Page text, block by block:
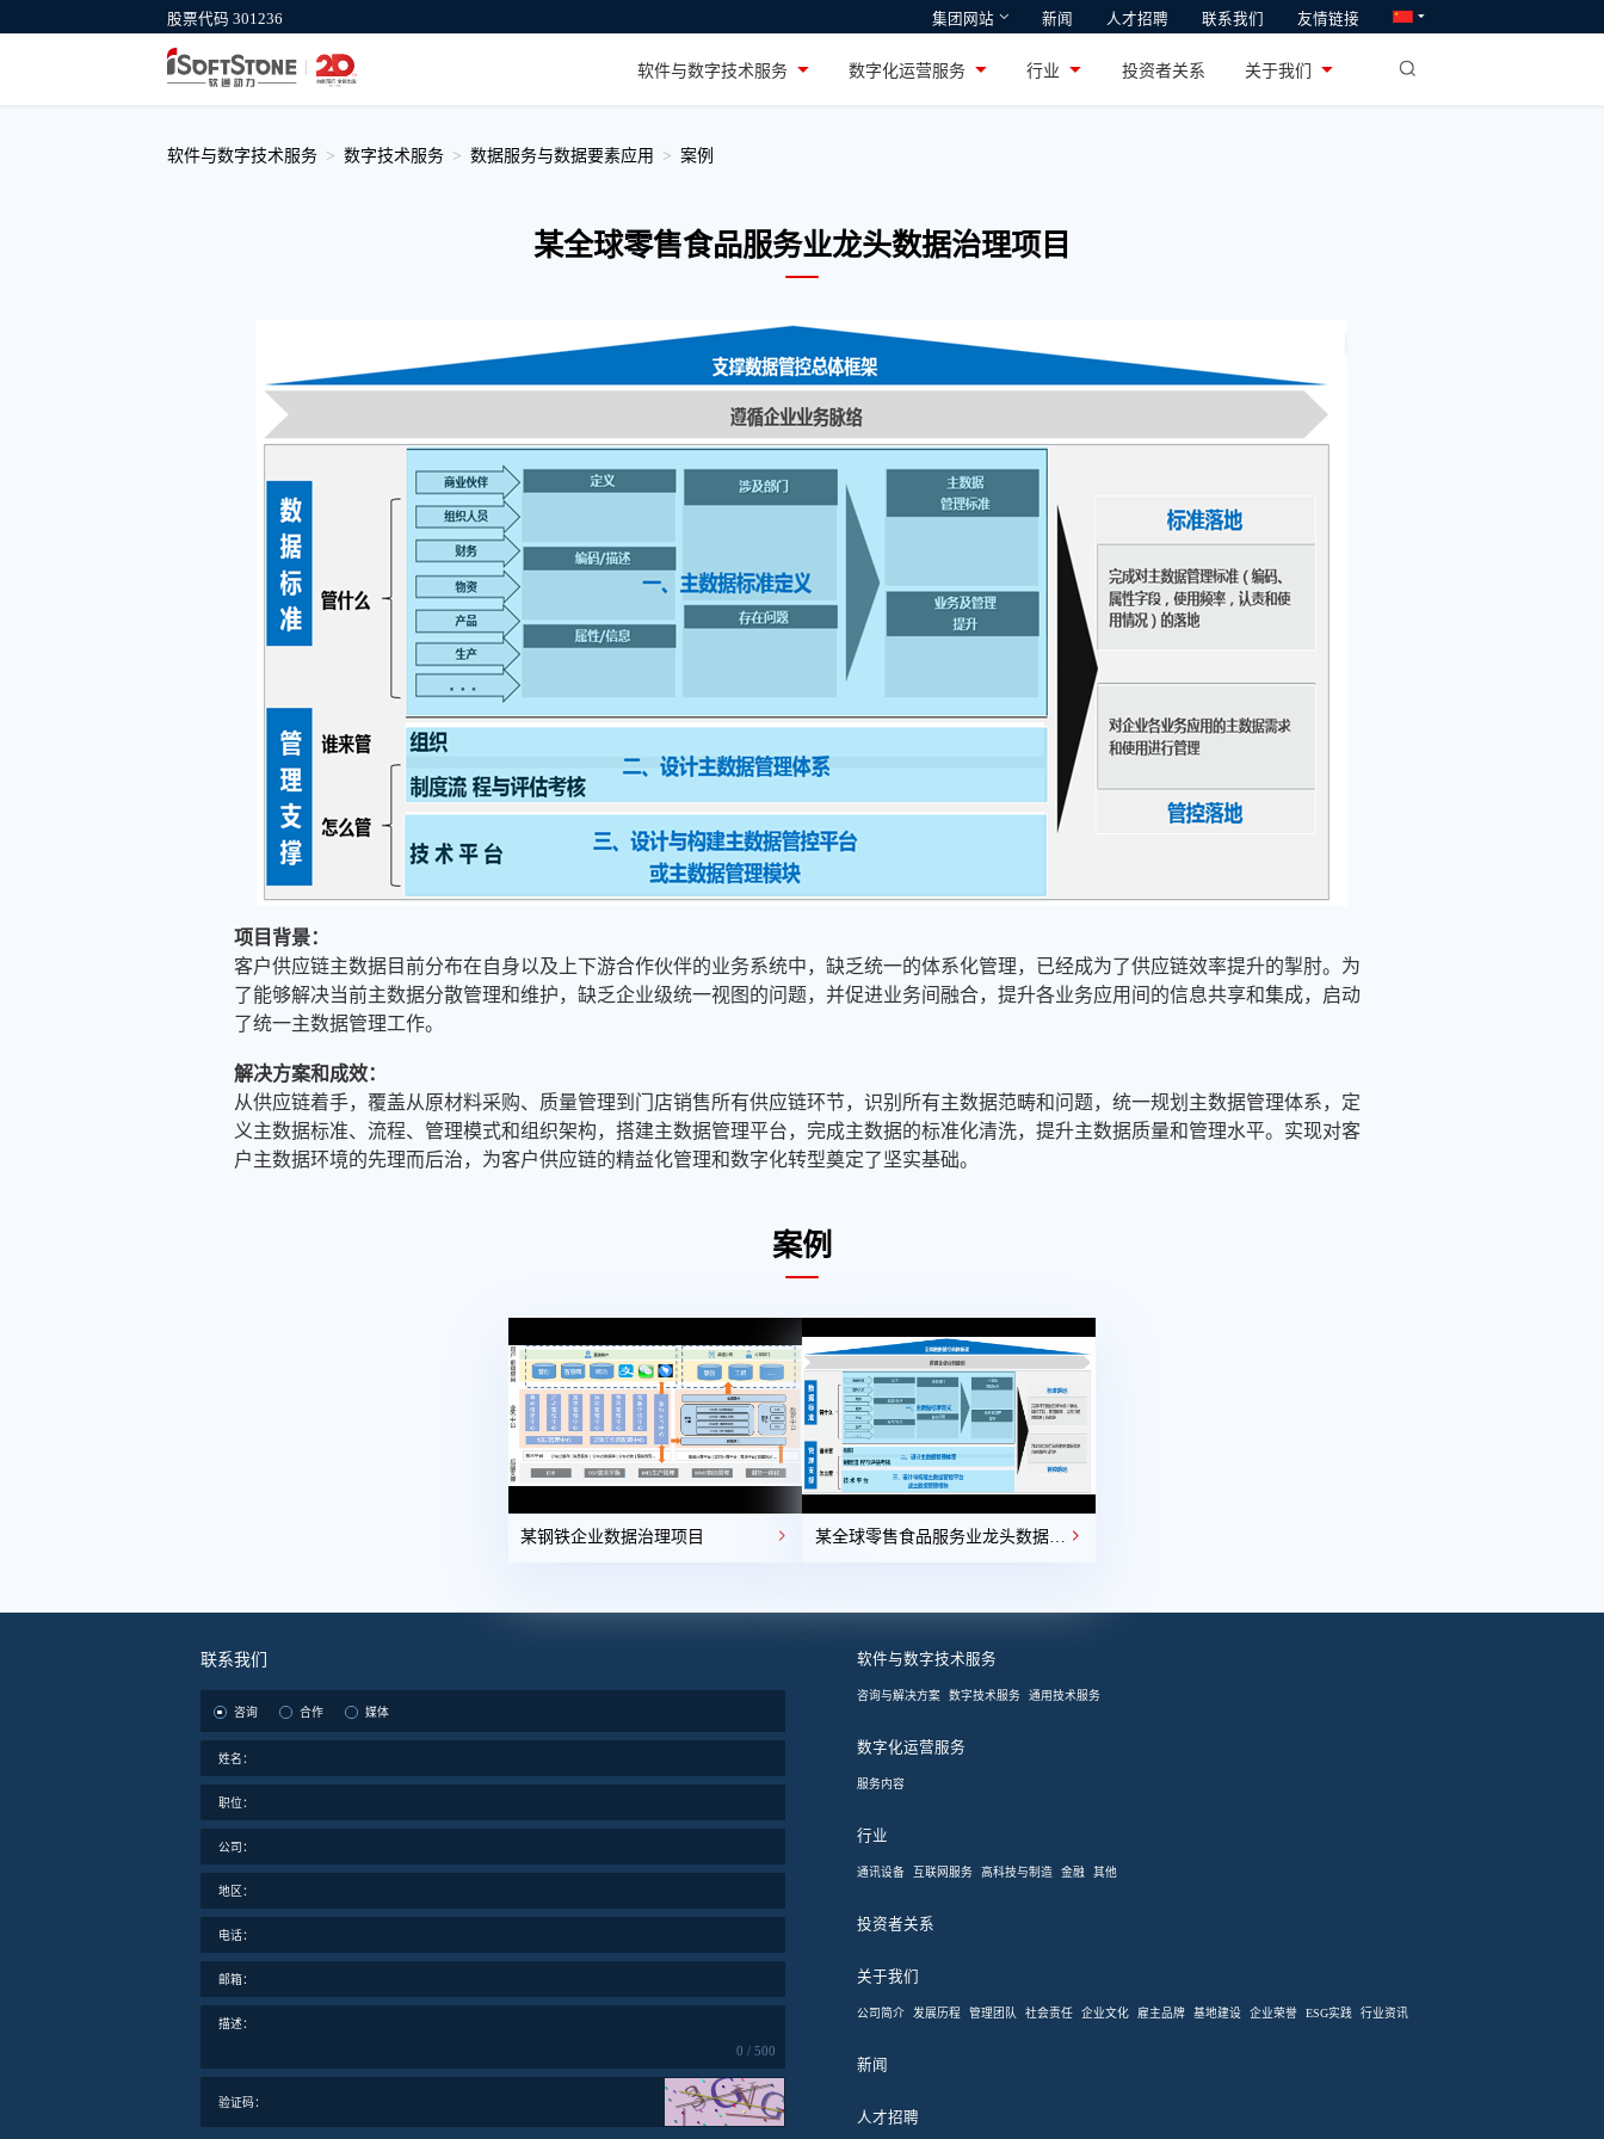
股票代码 301236 集团网站 新闻 人才招聘 联系我们 友情链接
集团官网 智通国际 鸿湖万联 软通教育
软件与数字技术服务 数字化运营服务 行业 投资者关系 关于我们
软件与数字技术服务 数字技术服务 数据服务与数据要素应用 案例
某全球零售食品服务业龙头数据治理项目
项目背景：
客户供应链主数据目前分布在自身以及上下游合作伙伴的业务系统中，缺乏统一的体系化管理，已经成为了供应链效率提升的掣肘。为
了能够解决当前主数据分散管理和维护，缺乏企业级统一视图的问题，并促进业务间融合，提升各业务应用间的信息共享和集成，启动
了统一主数据管理工作。
解决方案和成效：
从供应链着手，覆盖从原材料采购、质量管理到门店销售所有供应链环节，识别所有主数据范畴和问题，统一规划主数据管理体系，定
义主数据标准、流程、管理模式和组织架构，搭建主数据管理平台，完成主数据的标准化清洗，提升主数据质量和管理水平。实现对客
户主数据环境的先理而后治，为客户供应链的精益化管理和数字化转型奠定了坚实基础。
案例
某钢铁企业数据治理项目
某全球零售食品服务业龙头数据治
联系我们
咨询 合作 媒体
姓名：
职位：
公司：
地区：
电话：
邮箱：
描述：
0 / 500
验证码：
软件与数字技术服务
咨询与解决方案 数字技术服务 通用技术服务
数字化运营服务
服务内容
行业
通讯设备 互联网服务 高科技与制造 金融 其他
投资者关系
关于我们
公司简介 发展历程 管理团队 社会责任 企业文化 雇主品牌 基地建设 企业荣誉 ESG实践 行业资讯
新闻
人才招聘